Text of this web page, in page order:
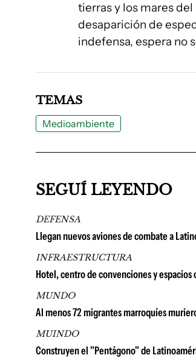
tierras y los mares
desaparición de
indefensa, espera no
TEMAS
Medioambiente
SEGUÍ LEYENDO
DEFENSA
Llegan nuevos aviones de combate a
INFRAESTRUCTURA
Hotel, centro de convenciones y
MUNDO
Al menos 72 migrantes marroquíes
MUINDO
Construyen el "Pentágono" de